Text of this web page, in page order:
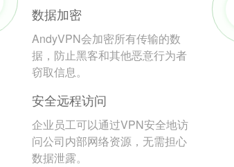
数据加密
AndyVPN会加密所有传输的数
据，防止黑客和其他恶意行为者
窃取信息。
安全远程访问
企业员工可以通过VPN安全地访
问公司内部网络资源，无需担心
数据泄露。